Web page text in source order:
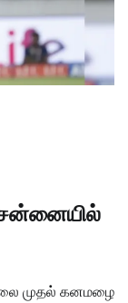
முதல் கனமழை